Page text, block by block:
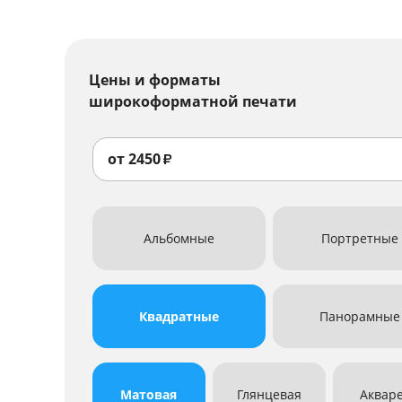
Цены и форматы
широкоформатной печати
от2450₽
Альбомные Портретные
Квадратные Панорамные
Матовая Глянцевая